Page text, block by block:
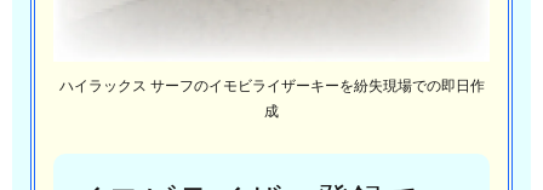
ハイラックス サーフのイモビライザーキーを紛失現場での即日作
成